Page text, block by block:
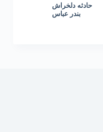
حادثه دلخراش
بندر عباس